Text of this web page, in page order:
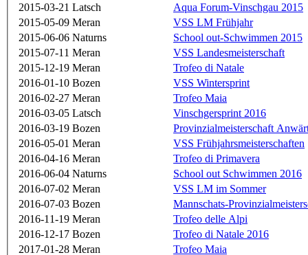
2015-03-21 Latsch
Aqua Forum-Vinschgau 2015
2015-05-09 Meran
VSS LM Frühjahr
2015-06-06 Naturns
School out-Schwimmen 2015
2015-07-11 Meran
VSS Landesmeisterschaft
2015-12-19 Meran
Trofeo di Natale
2016-01-10 Bozen
VSS Wintersprint
2016-02-27 Meran
Trofeo Maia
2016-03-05 Latsch
Vinschgersprint 2016
2016-03-19 Bozen
Provinzialmeisterschaft
2016-05-01 Meran
VSS Frühjahrsmeisterschaften
2016-04-16 Meran
Trofeo di Primavera
2016-06-04 Naturns
School out Schwimmen 2016
2016-07-02 Meran
VSS LM im Sommer
2016-07-03 Bozen
Mannschats-
2016-11-19 Meran
Trofeo delle Alpi
2016-12-17 Bozen
Trofeo di Natale 2016
2017-01-28 Meran
Trofeo Maia